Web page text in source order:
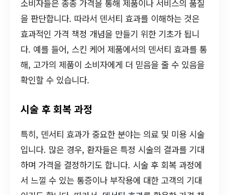
소비자들은 종종 가격을 통해 제품이나 서비스의 품질
을 판단합니다. 따라서 덴서티 효과를 이해하는 것은
효과적인 가격 책정 개념을 만들기 위한 기초가 됩니
다. 예를 들어, 스킨 케어 제품에서의 덴서티 효과를 통
해, 고가의 제품이 소비자에게 더 믿음을 줄 수 있음을
확인할 수 있습니다.
시술 후 회복 과정
특히, 덴서티 효과가 중요한 분야는 의료 및 미용 시술
입니다. 많은 경우, 환자들은 특정 시술의 결과를 기대
하며 가격을 결정하기도 합니다. 시술 후 회복 과정에
서 느낄 수 있는 통증이나 부작용에 대한 고객의 기대